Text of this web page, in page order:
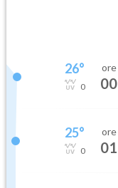
26°
0
ore
00
25°
0
ore
01